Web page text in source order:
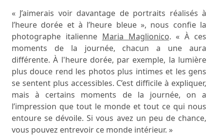
« J’aimerais voir davantage de portraits réalisés à
l’heure dorée et à l’heure bleue », nous confie la
photographe italienne Maria Maglionico. « À ces
moments de la journée, chacun a une aura
différente. À l'heure dorée, par exemple, la lumière
plus douce rend les photos plus intimes et les gens
se sentent plus accessibles. C’est difficile à expliquer,
mais à certains moments de la journée, on a
l’impression que tout le monde et tout ce qui nous
entoure se dévoile. Si vous avez un peu de chance,
vous pouvez entrevoir ce monde intérieur. »